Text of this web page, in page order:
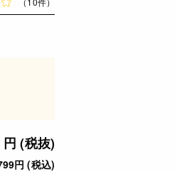
(税抜)
円 (税込)